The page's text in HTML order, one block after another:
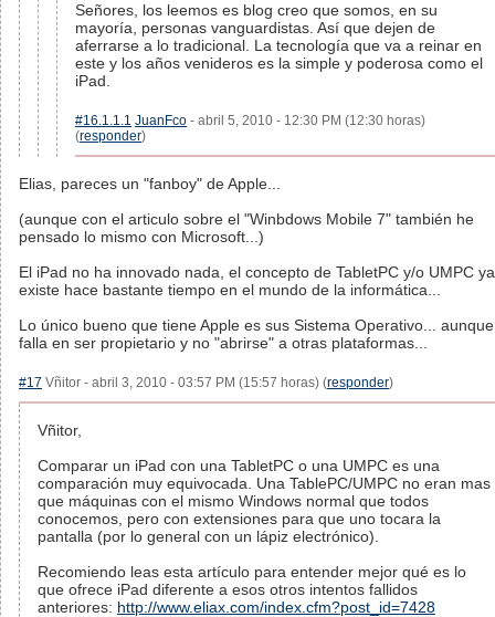
Señores, los leemos es blog creo que somos, en su
mayoría, personas vanguardistas. Así que dejen de
aferrarse a lo tradicional. La tecnología que va a reinar en
este y los años venideros es la simple y poderosa como el
iPad.
#16.1.1.1 JuanFco - abril 5, 2010 - 12:30 PM (12:30 horas)
(responder)
Elias, pareces un "fanboy" de Apple...
(aunque con el articulo sobre el "Winbdows Mobile 7" también he
pensado lo mismo con Microsoft...)
El iPad no ha innovado nada, el concepto de TabletPC y/o UMPC ya
existe hace bastante tiempo en el mundo de la informática...
Lo único bueno que tiene Apple es sus Sistema Operativo... aunque
falla en ser propietario y no "abrirse" a otras plataformas...
#17 Vñitor - abril 3, 2010 - 03:57 PM (15:57 horas) (responder)
Vñitor,
Comparar un iPad con una TabletPC o una UMPC es una
comparación muy equivocada. Una TablePC/UMPC no eran mas
que máquinas con el mismo Windows normal que todos
conocemos, pero con extensiones para que uno tocara la
pantalla (por lo general con un lápiz electrónico).
Recomiendo leas esta artículo para entender mejor qué es lo
que ofrece iPad diferente a esos otros intentos fallidos
anteriores: http://www.eliax.com/index.cfm?post_id=7428